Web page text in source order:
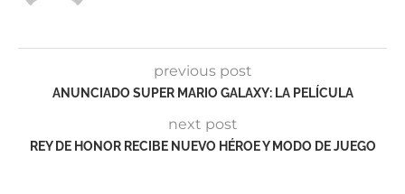
previous post
ANUNCIADO SUPER MARIO GALAXY: LA PELÍCULA
next post
REY DE HONOR RECIBE NUEVO HÉROE Y MODO DE JUEGO